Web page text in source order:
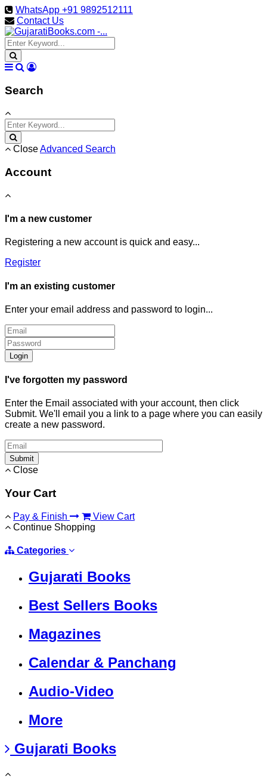
WhatsApp +91 9892512111
Contact Us
Search
CloseAdvanced Search
Account
I'm a new customer
Registering a new account is quick and easy...
Register
I'm an existing customer
Enter your email address and password to login...
Login
I've forgotten my password
Enter the Email associated with your account, then click
Submit. We'll email you a link to a page where you can easily
create a new password.
Submit
Close
Your Cart
Pay & Finish
View Cart
Continue Shopping
Categories
Gujarati Books
Best Sellers Books
Magazines
Calendar & Panchang
Audio-Video
More
Gujarati Books